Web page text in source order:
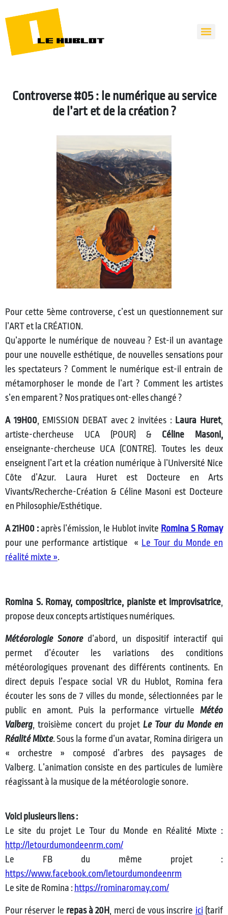
Controverse #05 : le numérique au service
de l’art et de la création ?
Pour cette 5ème controverse, c’est un questionnement sur
l’ART et la CRÉATION.
Qu’apporte le numérique de nouveau ? Est-il un avantage
pour une nouvelle esthétique, de nouvelles sensations pour
les spectateurs ? Comment le numérique est-il entrain de
métamorphoser le monde de l’art ? Comment les artistes
s’en emparent ? Nos pratiques ont-elles changé ?
A 19H00, EMISSION DEBAT avec 2 invitées : Laura Huret,
artiste-chercheuse UCA (POUR) & Céline Masoni,
enseignante-chercheuse UCA (CONTRE). Toutes les deux
enseignent l’art et la création numérique à l’Université Nice
Côte d’Azur. Laura Huret est Docteure en Arts
Vivants/Recherche-Création & Céline Masoni est Docteure
en Philosophie/Esthétique.
A 21H00 : après l’émission, le Hublot invite Romina S Romay
pour une performance artistique « Le Tour du Monde en
réalité mixte ».
Romina S. Romay, compositrice, pianiste et improvisatrice
propose deux concepts artistiques numériques.
Météorologie Sonored’abord, un dispositif interactif qui
permet d’écouter les variations des conditions
météorologiques provenant des différents continents. En
direct depuis l’espace social VR du Hublot, Romina fera
écouter les sons de 7 villes du monde, sélectionnées par le
public en amont. Puis la performance virtuelle Météo
Valberg, troisième concert du projetLe Tour du Monde en
Réalité Mixte. Sous la forme d’un avatar, Romina dirigera un
« orchestre » composé d’arbres des paysages de
Valberg. L’animation consiste en des particules de lumière
réagissant à la musique de la météorologie sonore.
Voici plusieurs liens :
Le site du projet Le Tour du Monde en Réalité Mixte :
http://letourdumondeenrm.com/
Le FB du même projet :
https://www.facebook.com/letourdumondeenrm
Le site de Romina : https://rominaromay.com/
Pour réserver le repas à 20H , merci de vous inscrire ici(tarif